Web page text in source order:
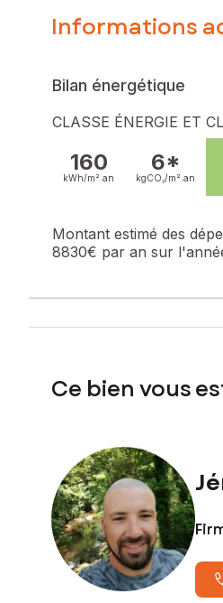
Contactez votre conseiller
Informations
Bilan énergétique
CLASSE ÉNERGIE ET
160
kWh/m². an
6*
kgCO₂/m². an
Montant estimé des
8830€ par an sur
Ce bien vous